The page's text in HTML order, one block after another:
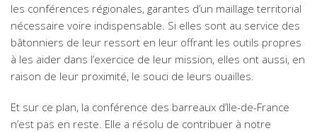
les conférences régionales, garantes d’un maillage territorial
nécessaire voire indispensable. Si elles sont au service des
bâtonniers de leur ressort en leur offrant les outils propres
à les aider dans l’exercice de leur mission, elles ont aussi, en
raison de leur proximité, le souci de leurs ouailles.
Et sur ce plan, la conférence des barreaux d’Ile-de-France
n’est pas en reste. Elle a résolu de contribuer à notre